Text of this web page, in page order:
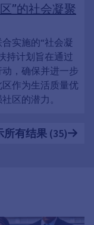
”的社会凝聚
实施的“社会凝
持计划旨在通过
，确保并进一步
作为生活质量优
区的潜力。
所有结果 (35)